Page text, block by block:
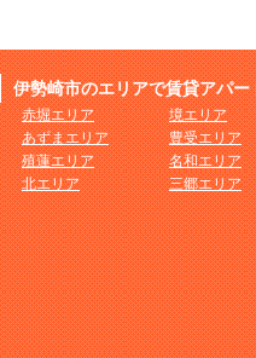
伊勢崎市のエリアで賃貸アパ
赤堀エリア
あずまエリア
殖蓮エリア
北エリア
境エリア
豊受エリア
名和エリア
三郷エリア